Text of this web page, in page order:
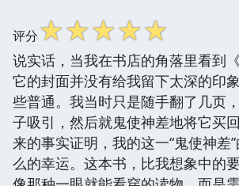
评分☆☆☆☆☆
说实话，当我在书店的角落里看到
它的封面并没有给我留下太深的印
些普通。我当时只是随手翻了几页
子吸引，然后就鬼使神差地将它买
来的事实证明，我的这一“鬼使神差
么的幸运。这本书，比我想象中的